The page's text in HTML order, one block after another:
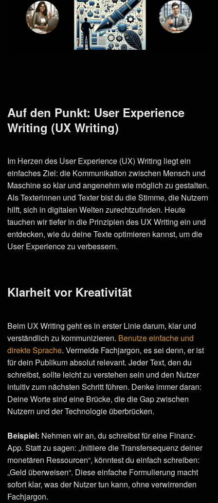
Auf den Punkt: User Experience
Writing (UX Writing)
Im Herzen des User Experience (UX) Writing liegt ein
einfaches Ziel: die Kommunikation zwischen Mensch und
Maschine so klar und angenehm wie möglich zu gestalten.
Als Texterinnen und Texter bist du die Stimme, die Nutzern
hilft, sich in digitalen Welten zurechtzufinden. Heute
tauchen wir tiefer in die Prinzipien des UX Writing ein und
entdecken, wie du deine Texte optimieren kannst, um die
User Experience zu verbessern.
Klarheit vor Kreativität
Beim UX Writing geht es in erster Linie darum, klar und
verständlich zu kommunizieren. Benutze einfache und
direkte Sprache. Vermeide Fachjargon, es sei denn, er ist
für dein Publikum absolut relevant. Jeder Text, den du
schreibst, sollte leicht zu verstehen sein und den Nutzer
intuitiv zum nächsten Schritt führen. Denke immer daran:
Deine Worte sind eine Brücke, die die Gap zwischen
Nutzern und der Technologie überbrücken.
Beispiel: Nehmen wir an, du schreibst für eine Finanz-
App. Statt zu sagen: „Initiiere die Transfersequenz deiner
monetären Ressourcen“, könntest du einfach schreiben:
„Geld überweisen“. Diese einfache Formulierung macht
sofort klar, was der Nutzer tun kann, ohne verwirrenden
Fachjargon.